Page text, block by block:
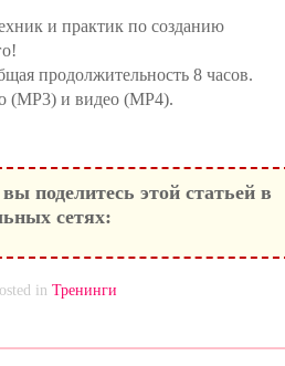
и практик по созданию
продолжительность 8 часов.
(MP3) и видео (MP4).
поделитесь этой статьей в
сетях:
in Тренинги